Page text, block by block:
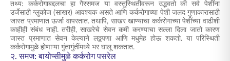
तथ्य: कर्करोगाबद्दलचा हा गैरसमज या वस्तुस्थितीवरून उद्भवतो की सर्व पेशींना
उर्जेसाठी ग्लुकोज (साखर) आवश्यक असते आणि कर्करोगाच्या पेशी जलद गुणाकारासाठी
जास्त प्रमाणात ऊर्जा वापरतात. तथापि, साखर खाण्याचा कर्करोगाच्या पेशींच्या वाढीशी
काहीही संबंध नाही. तरीही, साखरेचे सेवन कमी करण्याचा सल्ला दिला जातो कारण
जास्त प्रमाणात सेवन केल्याने लठ्ठपणा आणि मधुमेह होऊ शकतो. या परिस्थिती
कर्करोगामुळे होणाऱ्या गुंतागुंतींमध्ये भर घालू शकतात.
२. समज: बायोप्सीमुळे कर्करोग पसरेल